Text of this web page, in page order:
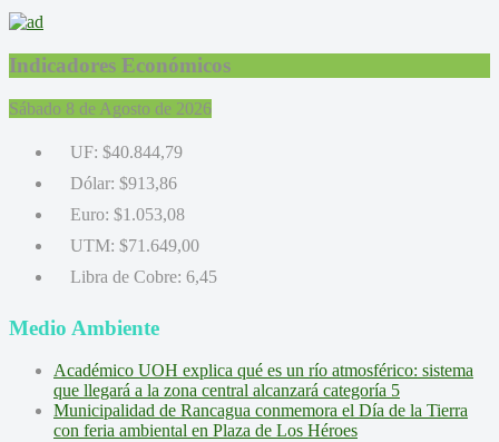
Indicadores Económicos
Sábado 8 de Agosto de 2026
UF: $40.844,79
Dólar: $913,86
Euro: $1.053,08
UTM: $71.649,00
Libra de Cobre: 6,45
Medio Ambiente
Académico UOH explica qué es un río atmosférico: sistema
que llegará a la zona central alcanzará categoría 5
Municipalidad de Rancagua conmemora el Día de la Tierra
con feria ambiental en Plaza de Los Héroes